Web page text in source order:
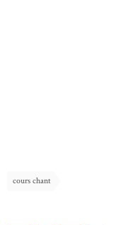
cours chant